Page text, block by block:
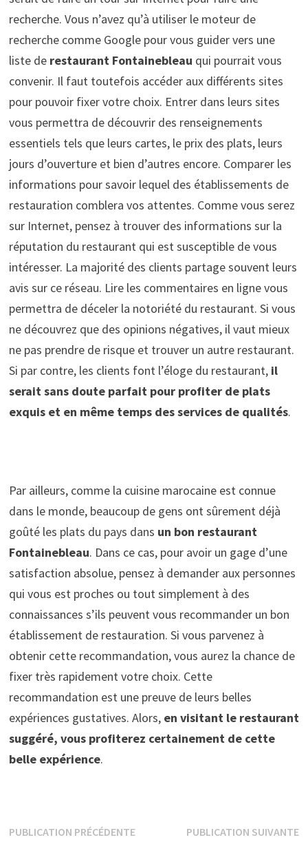
recherche. Vous n’avez qu’à utiliser le moteur de
recherche comme Google pour vous guider vers une
liste de restaurant Fontainebleau qui pourrait vous
convenir. Il faut toutefois accéder aux différents sites
pour pouvoir fixer votre choix. Entrer dans leurs sites
vous permettra de découvrir des renseignements
essentiels tels que leurs cartes, le prix des plats, leurs
jours d’ouverture et bien d’autres encore. Comparer les
informations pour savoir lequel des établissements de
restauration comblera vos attentes. Comme vous serez
sur Internet, pensez à trouver des informations sur la
réputation du restaurant qui est susceptible de vous
intéresser. La majorité des clients partage souvent leurs
avis sur ce réseau. Lire les commentaires en ligne vous
permettra de déceler la notoriété du restaurant. Si vous
ne découvrez que des opinions négatives, il vaut mieux
ne pas prendre de risque et trouver un autre restaurant.
Si par contre, les clients font l’éloge du restaurant, il
serait sans doute parfait pour profiter de plats
exquis et en même temps des services de qualités.
Par ailleurs, comme la cuisine marocaine est connue
dans le monde, beaucoup de gens ont sûrement déjà
goûté les plats du pays dans un bon restaurant
Fontainebleau. Dans ce cas, pour avoir un gage d’une
satisfaction absolue, pensez à demander aux personnes
qui vous est proches ou tout simplement à des
connaissances s’ils peuvent vous recommander un bon
établissement de restauration. Si vous parvenez à
obtenir cette recommandation, vous aurez la chance de
fixer très rapidement votre choix. Cette
recommandation est une preuve de leurs belles
expériences gustatives. Alors, en visitant le restaurant
suggéré, vous profiterez certainement de cette
belle expérience.
Navigation
PUBLICATION PRÉCÉDENTE PUBLICATION SUIVANTE